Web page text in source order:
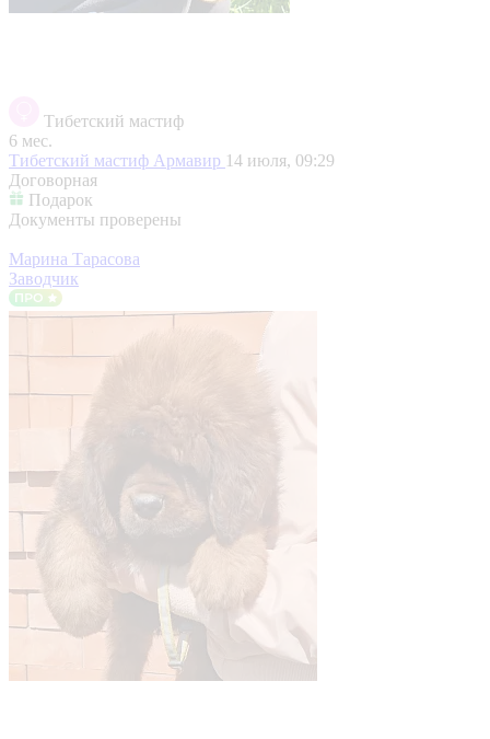
Тибетский мастиф
6 мес.
Тибетский мастиф Армавир 14 июля, 09:29
Договорная
Подарок
Документы проверены
Марина Тарасова
Заводчик